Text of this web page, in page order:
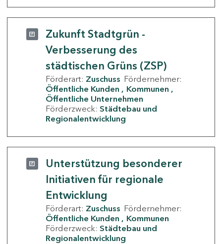
Zukunft Stadtgrün -
Verbesserung des
städtischen Grüns (ZSP)
Förderart: Zuschuss Fördernehmer:
Öffentliche Kunden
Kommunen
Öffentliche Unternehmen
Förderzweck: Städtebau und
Regionalentwicklung
Unterstützung besonderer
Initiativen für regionale
Entwicklung
Förderart: Zuschuss Fördernehmer:
Öffentliche Kunden
Kommunen
Förderzweck: Städtebau und
Regionalentwicklung